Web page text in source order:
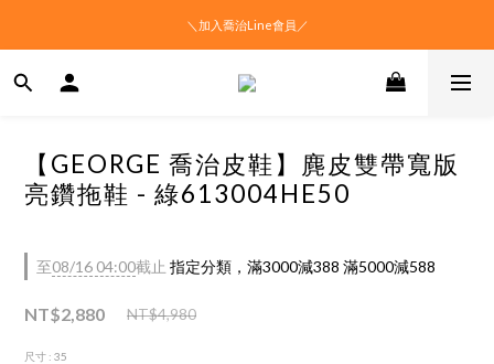
＼加入喬治Line會員／
【GEORGE 喬治皮鞋】麂皮雙帶寬版
亮鑽拖鞋 - 綠613004HE50
至08/16 04:00截止 指定分類，滿3000減388 滿5000減588
NT$2,880 NT$4,980
尺寸 : 35